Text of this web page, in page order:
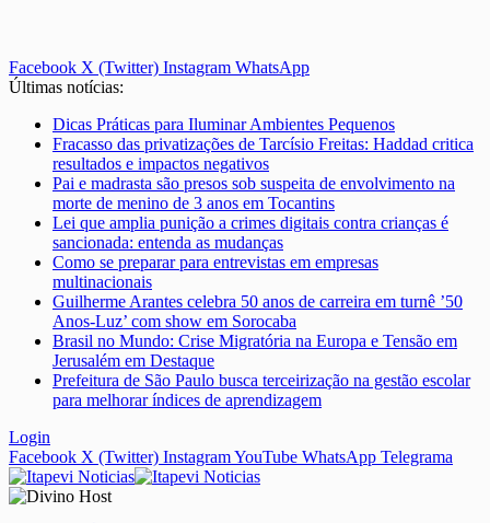
Facebook X (Twitter) Instagram WhatsApp
Últimas notícias:
Dicas Práticas para Iluminar Ambientes Pequenos
Fracasso das privatizações de Tarcísio Freitas: Haddad critica
resultados e impactos negativos
Pai e madrasta são presos sob suspeita de envolvimento na
morte de menino de 3 anos em Tocantins
Lei que amplia punição a crimes digitais contra crianças é
sancionada: entenda as mudanças
Como se preparar para entrevistas em empresas
multinacionais
Guilherme Arantes celebra 50 anos de carreira em turnê ’50
Anos-Luz’ com show em Sorocaba
Brasil no Mundo: Crise Migratória na Europa e Tensão em
Jerusalém em Destaque
Prefeitura de São Paulo busca terceirização na gestão escolar
para melhorar índices de aprendizagem
Login
Facebook X (Twitter) InstagramYouTube WhatsApp Telegrama